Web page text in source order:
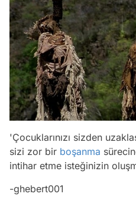
'Çocuklarınızı sizden
sizi zor bir boşanma
intihar etme isteğinizin
-ghebert001